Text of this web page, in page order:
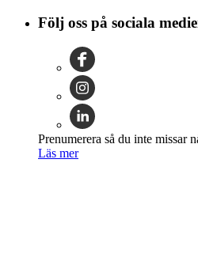
Följ oss på sociala
Prenumerera så du inte missar
Läs mer